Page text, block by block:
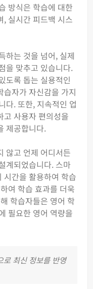
방식은 학습에 대한
, 실시간 피드백 시스
하는 것을 넘어, 실제
을 맞추고 있습니다.
도록 돕는 실용적인
자가 자신감을 가지
다. 또한, 지속적인 업
고 사용자 편의성을
제공합니다.
않고 언제 어디서든
계되었습니다. 스마
시간을 활용하여 학습
여 학습 효과를 더욱
학습자들은 영어 학
필요한 영어 역량을
최신 정보를 반영